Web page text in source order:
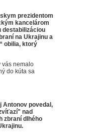
prezidentom
kancelárom
destabilizáciou
na Ukrajinu a
obilia, ktorý
vás nemalo
do kúta sa
Antonov povedal,
nad
zbraní dlhého